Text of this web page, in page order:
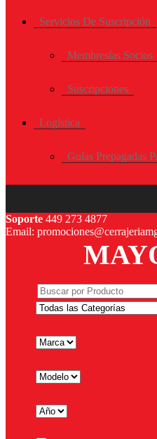
Servicios De Suscripción
Membresías Socios
Suscripciones
Logística
Guías Prepagadas
Soporte 449 273 4877
Email: